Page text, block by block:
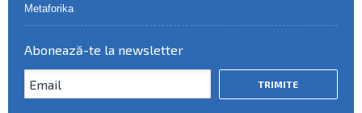
Metaforika
Abonează-te la newsletter